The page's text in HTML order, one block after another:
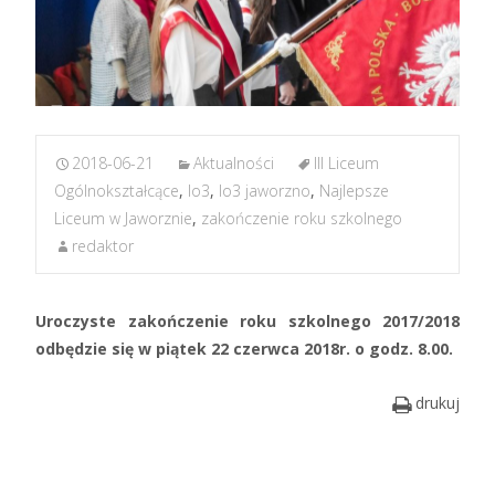
2018-06-21 Aktualności
III Liceum
Ogólnokształcące, lo3, lo3 jaworzno, Najlepsze
Liceum w Jaworznie, zakończenie roku szkolnego
redaktor
Uroczyste zakończenie roku szkolnego 2017/2018
odbędzie się w piątek 22 czerwca 2018r. o godz. 8.00.
drukuj